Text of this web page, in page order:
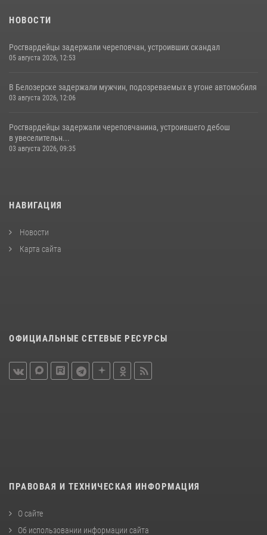
НОВОСТИ
Росгвардейцы задержали череповчан, устроивших скандал
05 августа 2026, 12:53
В Белозерске задержали мужчин, подозреваемых в угоне автомобиля
03 августа 2026, 12:06
Росгвардейцы задержали череповчанина, устроившего дебош
в увеселительн...
03 августа 2026, 09:35
НАВИГАЦИЯ
Новости
Карта сайта
ОФИЦИАЛЬНЫЕ СЕТЕВЫЕ РЕСУРСЫ
ПРАВОВАЯ И ТЕХНИЧЕСКАЯ ИНФОРМАЦИЯ
О сайте
Об использовании информации сайта